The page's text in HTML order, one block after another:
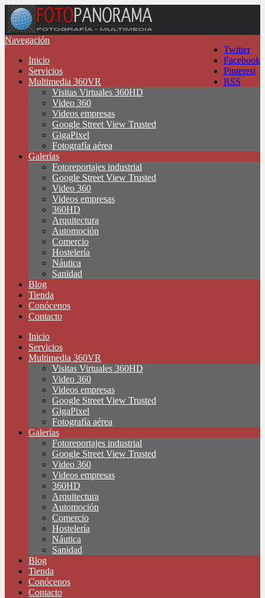
Twitter
Facebook
Pinterest
RSS
Navegación
Inicio
Servicios
Multimedia 360VR
Visitas Virtuales 360HD
Video 360
Videos empresas
Google Street View Trusted
GigaPixel
Fotografía aérea
Galerías
Fotoreportajes industrial
Google Street View Trusted
Video 360
Videos empresas
360HD
Arquitectura
Automoción
Comercio
Hostelería
Náutica
Sanidad
Blog
Tienda
Conócenos
Contacto
Inicio
Servicios
Multimedia 360VR
Visitas Virtuales 360HD
Video 360
Videos empresas
Google Street View Trusted
GigaPixel
Fotografía aérea
Galerías
Fotoreportajes industrial
Google Street View Trusted
Video 360
Videos empresas
360HD
Arquitectura
Automoción
Comercio
Hostelería
Náutica
Sanidad
Blog
Tienda
Conócenos
Contacto